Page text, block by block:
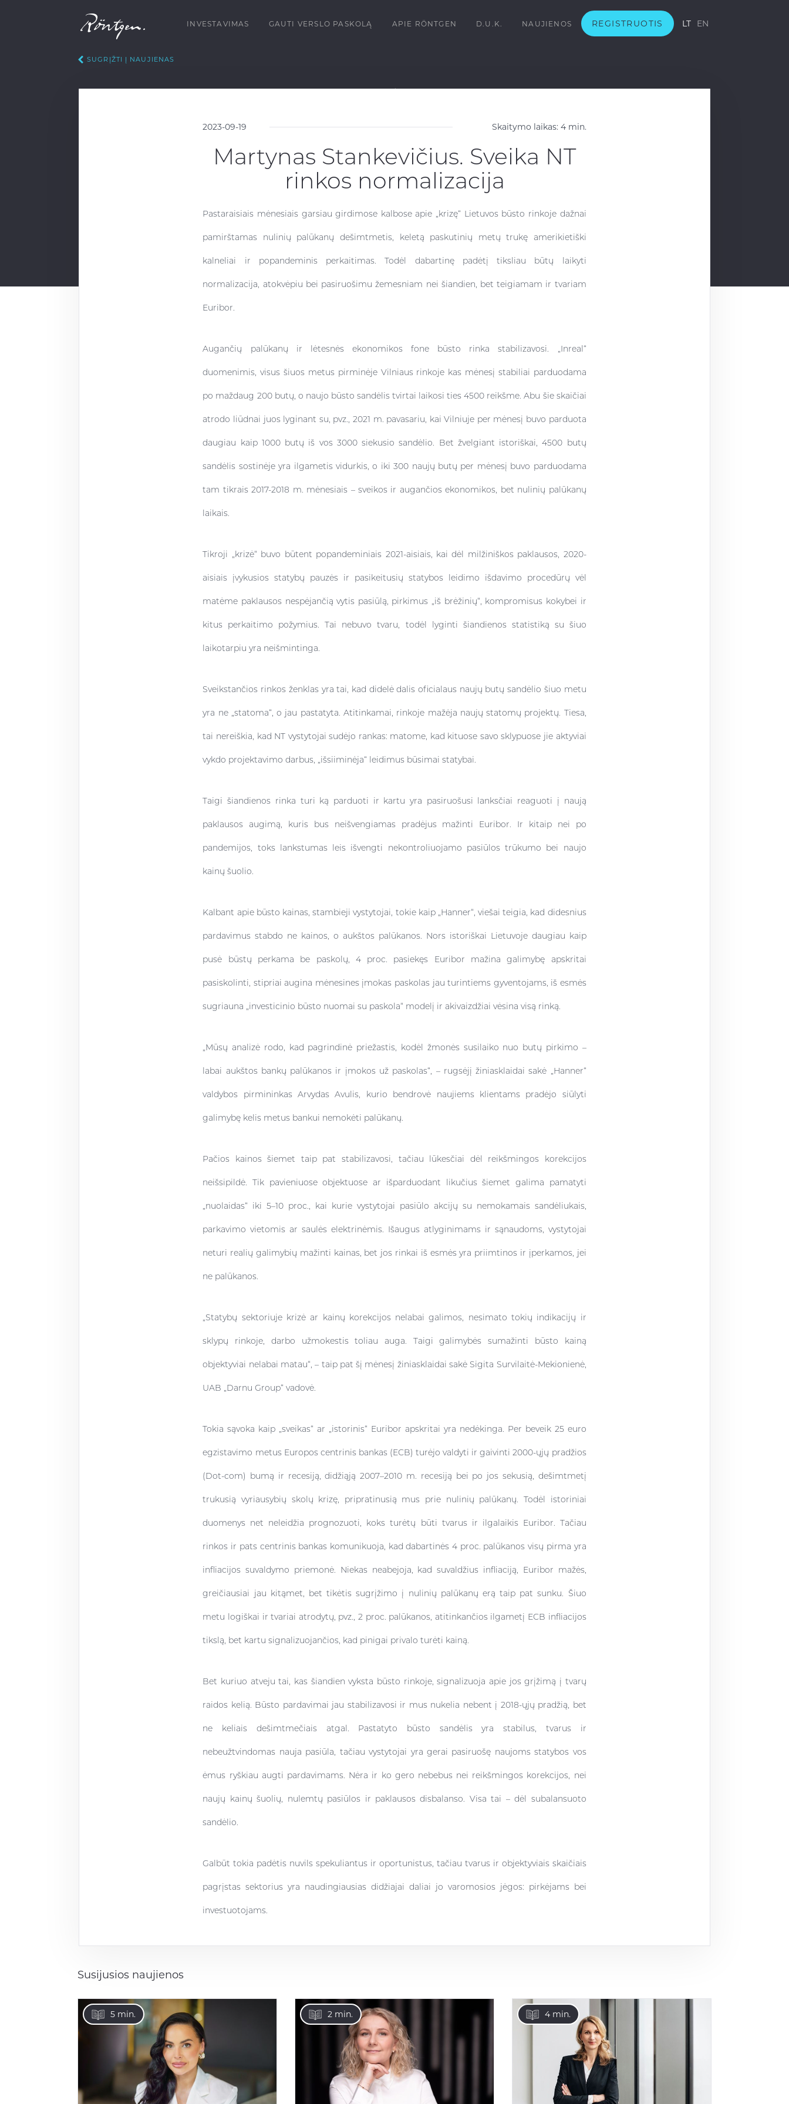
INVESTAVIMAS GAUTI VERSLO PASKOLĄ APIE RÖNTGEN D.U.K. NAUJIENOS REGISTRUOTIS LT EN
SUGRĮŽTI Į NAUJIENAS
2023-09-19 Skaitymo laikas: 4 min.
Martynas Stankevičius. Sveika NT
rinkos normalizacija
Pastaraisiais mėnesiais garsiau girdimose kalbose apie „krizę“ Lietuvos būsto rinkoje dažnai
pamirštamas nulinių palūkanų dešimtmetis, keletą paskutinių metų trukę amerikietiški
kalneliai ir popandeminis perkaitimas. Todėl dabartinę padėtį tiksliau būtų laikyti
normalizacija, atokvėpiu bei pasiruošimu žemesniam nei šiandien, bet teigiamam ir tvariam
Euribor.
Augančių palūkanų ir lėtesnės ekonomikos fone būsto rinka stabilizavosi. „Inreal“
duomenimis, visus šiuos metus pirminėje Vilniaus rinkoje kas mėnesį stabiliai parduodama
po maždaug 200 butų, o naujo būsto sandėlis tvirtai laikosi ties 4500 reikšme. Abu šie skaičiai
atrodo liūdnai juos lyginant su, pvz., 2021 m. pavasariu, kai Vilniuje per mėnesį buvo parduota
daugiau kaip 1000 butų iš vos 3000 siekusio sandėlio. Bet žvelgiant istoriškai, 4500 butų
sandėlis sostinėje yra ilgametis vidurkis, o iki 300 naujų butų per mėnesį buvo parduodama
tam tikrais 2017-2018 m. mėnesiais – sveikos ir augančios ekonomikos, bet nulinių palūkanų
laikais.
Tikroji „krizė“ buvo būtent popandeminiais 2021-aisiais, kai dėl milžiniškos paklausos, 2020-
aisiais įvykusios statybų pauzės ir pasikeitusių statybos leidimo išdavimo procedūrų vėl
matėme paklausos nespėjančią vytis pasiūlą, pirkimus „iš brėžinių“, kompromisus kokybei ir
kitus perkaitimo požymius. Tai nebuvo tvaru, todėl lyginti šiandienos statistiką su šiuo
laikotarpiu yra neišmintinga.
Sveikstančios rinkos ženklas yra tai, kad didelė dalis oficialaus naujų butų sandėlio šiuo metu
yra ne „statoma“, o jau pastatyta. Atitinkamai, rinkoje mažėja naujų statomų projektų. Tiesa,
tai nereiškia, kad NT vystytojai sudėjo rankas: matome, kad kituose savo sklypuose jie aktyviai
vykdo projektavimo darbus, „išsiiminėja“ leidimus būsimai statybai.
Taigi šiandienos rinka turi ką parduoti ir kartu yra pasiruošusi lanksčiai reaguoti į naują
paklausos augimą, kuris bus neišvengiamas pradėjus mažinti Euribor. Ir kitaip nei po
pandemijos, toks lankstumas leis išvengti nekontroliuojamo pasiūlos trūkumo bei naujo
kainų šuolio.
Kalbant apie būsto kainas, stambieji vystytojai, tokie kaip „Hanner“, viešai teigia, kad didesnius
pardavimus stabdo ne kainos, o aukštos palūkanos. Nors istoriškai Lietuvoje daugiau kaip
pusė būstų perkama be paskolų, 4 proc. pasiekęs Euribor mažina galimybę apskritai
pasiskolinti, stipriai augina mėnesines įmokas paskolas jau turintiems gyventojams, iš esmės
sugriauna „investicinio būsto nuomai su paskola“ modelį ir akivaizdžiai vėsina visą rinką.
„Mūsų analizė rodo, kad pagrindinė priežastis, kodėl žmonės susilaiko nuo butų pirkimo –
labai aukštos bankų palūkanos ir įmokos už paskolas“, – rugsėjį žiniasklaidai sakė „Hanner“
valdybos pirmininkas Arvydas Avulis, kurio bendrovė naujiems klientams pradėjo siūlyti
galimybę kelis metus bankui nemokėti palūkanų.
Pačios kainos šiemet taip pat stabilizavosi, tačiau lūkesčiai dėl reikšmingos korekcijos
neišsipildė. Tik pavieniuose objektuose ar išparduodant likučius šiemet galima pamatyti
„nuolaidas“ iki 5–10 proc., kai kurie vystytojai pasiūlo akcijų su nemokamais sandėliukais,
parkavimo vietomis ar saulės elektrinėmis. Išaugus atlyginimams ir sąnaudoms, vystytojai
neturi realių galimybių mažinti kainas, bet jos rinkai iš esmės yra priimtinos ir įperkamos, jei
ne palūkanos.
„Statybų sektoriuje krizė ar kainų korekcijos nelabai galimos, nesimato tokių indikacijų ir
sklypų rinkoje, darbo užmokestis toliau auga. Taigi galimybės sumažinti būsto kainą
objektyviai nelabai matau“, – taip pat šį mėnesį žiniasklaidai sakė Sigita Survilaitė-Mekionienė,
UAB „Darnu Group“ vadovė.
Tokia sąvoka kaip „sveikas“ ar „istorinis“ Euribor apskritai yra nedėkinga. Per beveik 25 euro
egzistavimo metus Europos centrinis bankas (ECB) turėjo valdyti ir gaivinti 2000-ųjų pradžios
(Dot-com) bumą ir recesiją, didžiąją 2007–2010 m. recesiją bei po jos sekusią, dešimtmetį
trukusią vyriausybių skolų krizę, pripratinusią mus prie nulinių palūkanų. Todėl istoriniai
duomenys net neleidžia prognozuoti, koks turėtų būti tvarus ir ilgalaikis Euribor. Tačiau
rinkos ir pats centrinis bankas komunikuoja, kad dabartinės 4 proc. palūkanos visų pirma yra
infliacijos suvaldymo priemonė. Niekas neabejoja, kad suvaldžius infliaciją, Euribor mažės,
greičiausiai jau kitąmet, bet tikėtis sugrįžimo į nulinių palūkanų erą taip pat sunku. Šiuo
metu logiškai ir tvariai atrodytų, pvz., 2 proc. palūkanos, atitinkančios ilgametį ECB infliacijos
tikslą, bet kartu signalizuojančios, kad pinigai privalo turėti kainą.
Bet kuriuo atveju tai, kas šiandien vyksta būsto rinkoje, signalizuoja apie jos grįžimą į tvarų
raidos kelią. Būsto pardavimai jau stabilizavosi ir mus nukelia nebent į 2018-ųjų pradžią, bet
ne keliais dešimtmečiais atgal. Pastatyto būsto sandėlis yra stabilus, tvarus ir
nebeužtvindomas nauja pasiūla, tačiau vystytojai yra gerai pasiruošę naujoms statybos vos
ėmus ryškiau augti pardavimams. Nėra ir ko gero nebebus nei reikšmingos korekcijos, nei
naujų kainų šuolių, nulemtų pasiūlos ir paklausos disbalanso. Visa tai – dėl subalansuoto
sandėlio.
Galbūt tokia padėtis nuvils spekuliantus ir oportunistus, tačiau tvarus ir objektyviais skaičiais
pagrįstas sektorius yra naudingiausias didžiajai daliai jo varomosios jėgos: pirkėjams bei
investuotojams.
Susijusios naujienos
5 min. 2 min. 4 min.